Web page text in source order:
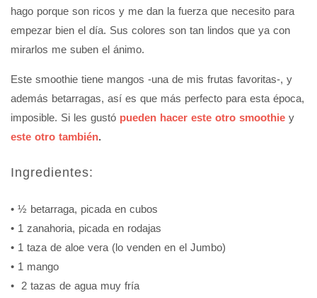
hago porque son ricos y me dan la fuerza que necesito para
empezar bien el día. Sus colores son tan lindos que ya con
mirarlos me suben el ánimo.
Este smoothie tiene mangos -una de mis frutas favoritas-, y
además betarragas, así es que más perfecto para esta época,
imposible. Si les gustó pueden hacer este otro smoothie y
este otro también.
Ingredientes:
• ½ betarraga, picada en cubos
• 1 zanahoria, picada en rodajas
• 1 taza de aloe vera (lo venden en el Jumbo)
• 1 mango
• 2 tazas de agua muy fría